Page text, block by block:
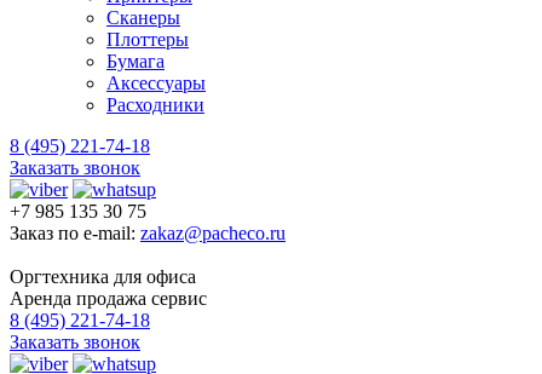
Сканеры
Плоттеры
Бумага
Аксессуары
Расходники
8 (495) 221-74-18
Заказать звонок
+7 985 135 30 75
Заказ по e-mail: zakaz@pacheco.ru
Оргтехника для офиса
Аренда продажа сервис
8 (495) 221-74-18
Заказать звонок